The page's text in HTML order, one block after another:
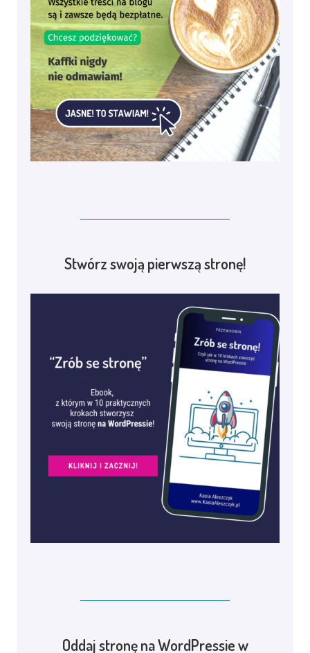
Stwórz swoją pierwszą stronę!
Oddaj stronę na WordPressie w